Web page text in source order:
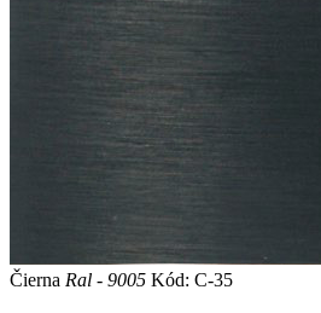
Čierna Ral - 9005 Kód: C-35